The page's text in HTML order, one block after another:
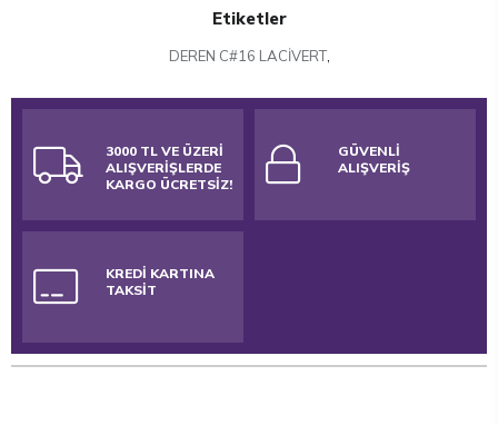
Etiketler
DEREN C#16 LACİVERT,
3000 TL VE ÜZERİ
ALIŞVERİŞLERDE
KARGO ÜCRETSİZ!
GÜVENLİ
ALIŞVERİŞ
KREDİ KARTINA
TAKSİT